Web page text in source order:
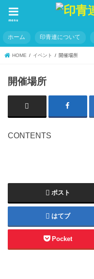
menu
ホーム 印青連について
HOME イベント 開催場所
開催場所
CONTENTS
ポスト
はてブ
Pocket